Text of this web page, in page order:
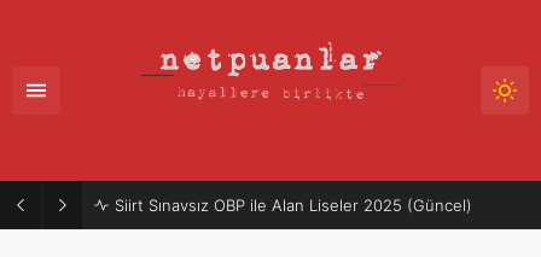
Siirt Sınavsız OBP ile Alan Liseler 2025 (Güncel)